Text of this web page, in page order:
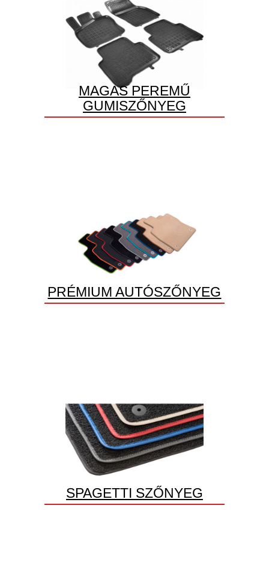
MAGAS PEREMŰ
GUMISZŐNYEG
PRÉMIUM AUTÓSZŐNYEG
SPAGETTI SZŐNYEG